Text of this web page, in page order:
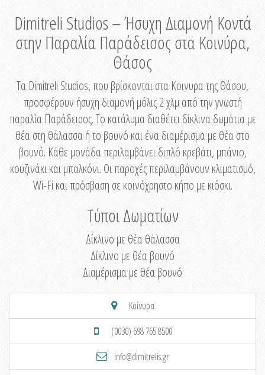
Dimitreli Studios – Ήσυχη Διαμονή Κοντά
στην Παραλία Παράδεισος στα Κοινύρα,
Θάσος
Τα Dimitreli Studios, που βρίσκονται στα Κοινυρα της Θάσου,
προσφέρουν ήσυχη διαμονή μόλις 2 χλμ από την γνωστή
παραλία Παράδεισος. Το κατάλυμα διαθέτει δίκλινα δωμάτια με
θέα στη θάλασσα ή το βουνό και ένα διαμέρισμα με θέα στο
βουνό. Κάθε μονάδα περιλαμβάνει διπλό κρεβάτι, μπάνιο,
κουζινάκι και μπαλκόνι. Οι παροχές περιλαμβάνουν κλιματισμό,
Wi-Fi και πρόσβαση σε κοινόχρηστο κήπο με κιόσκι.
Τύποι Δωματίων
Δίκλινο με θέα θάλασσα
Δίκλινο με θέα βουνό
Διαμέρισμα με θέα βουνό
Κοίνυρα
(0030) 698 765 8500
info@dimitrelis.gr